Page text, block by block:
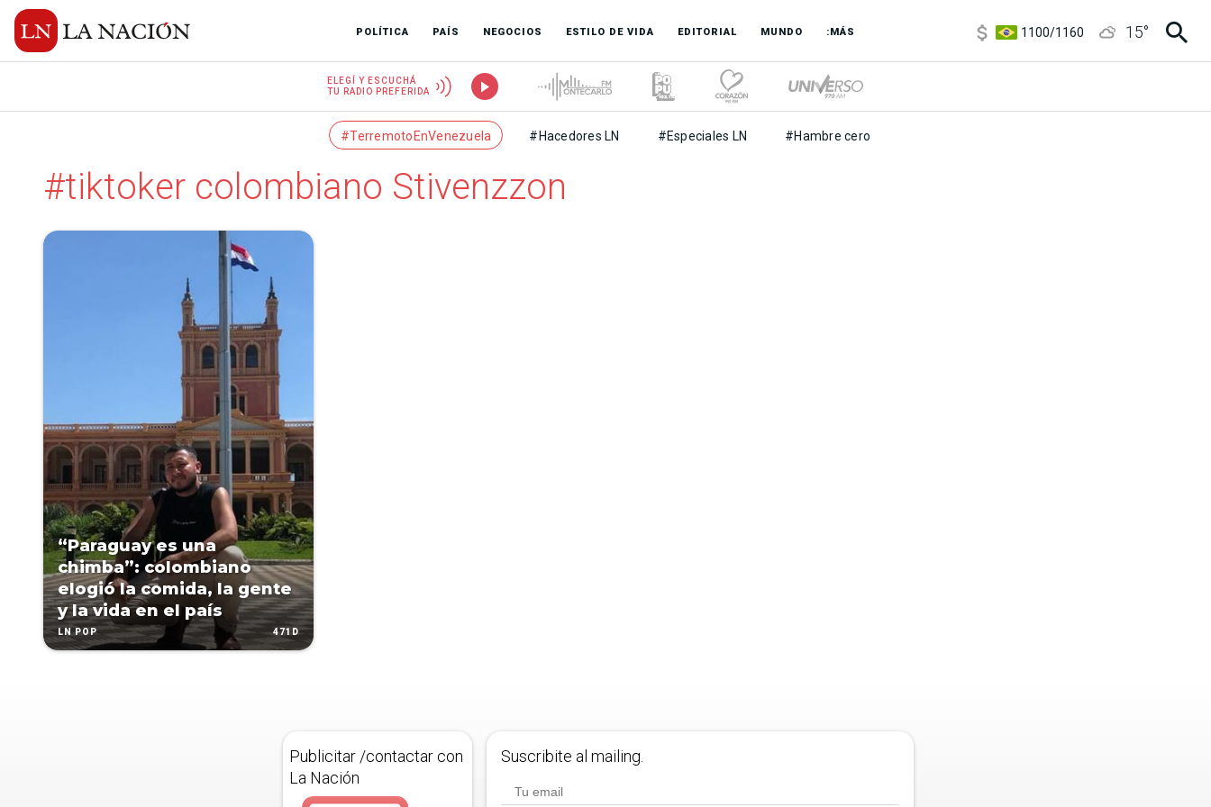
POLÍTICA PAÍS NEGOCIOS ESTILO DE VIDA EDITORIAL MUNDO :MÁS
1100/1160
15°
ELEGÍ Y ESCUCHÁ
TU RADIO PREFERIDA
#TerremotoEnVenezuela #Hacedores LN #Especiales LN #Hambre cero
#tiktoker colombiano Stivenzzon
“Paraguay es una
chimba”: colombiano
elogió la comida, la gente
y la vida en el país
LN POP 471D
Publicitar /contactar con
La Nación
Suscribite al mailing.